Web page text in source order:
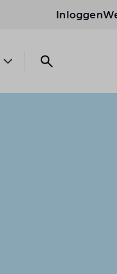
Inloggen
Open submenu
Open search